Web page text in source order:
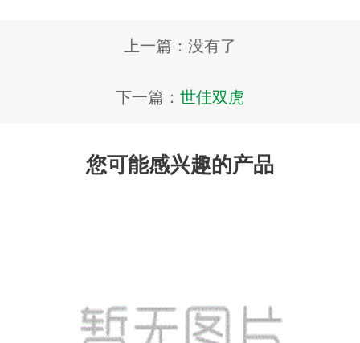
上一篇：没有了
下一篇： 世佳双虎
您可能感兴趣的产品